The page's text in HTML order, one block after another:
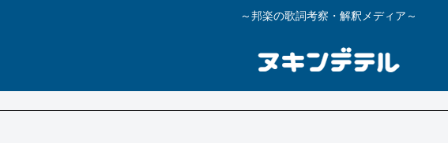
～邦楽の歌詞考察・解釈メディア～